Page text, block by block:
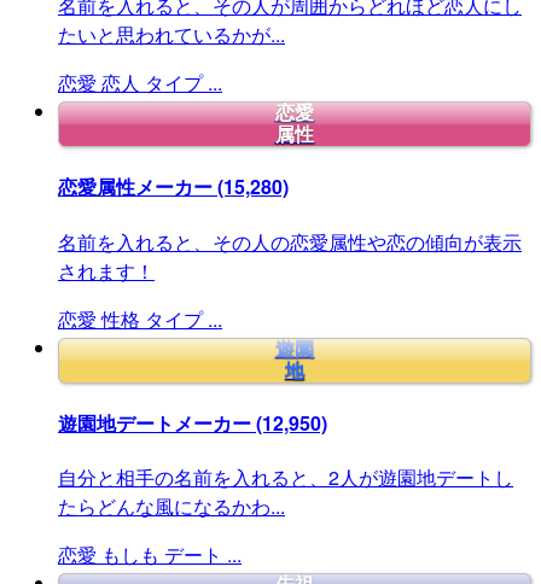
たいと思われているかが...
恋愛 恋人 タイプ ...
恋愛
属性
恋愛属性メーカー(15,280)
名前を入れると、その人の恋愛属性や恋の傾向が表示
されます！
恋愛 性格 タイプ ...
遊園
地
遊園地デートメーカー(12,950)
自分と相手の名前を入れると、2人が遊園地デートし
たらどんな風になるかわ...
恋愛 もしも デート ...